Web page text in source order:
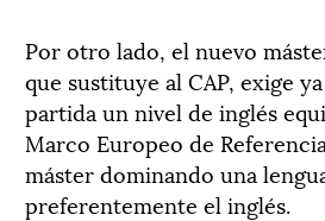
Por otro lado, el nuevo
que sustituye al CAP, exige
partida un nivel de inglés
Marco Europeo de
máster dominando una
preferentemente el inglés.